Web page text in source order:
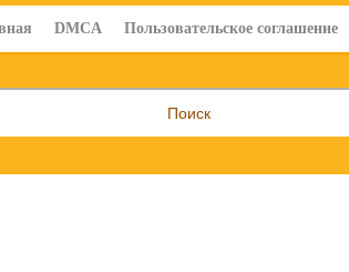
DMCA Пользовательское соглашение